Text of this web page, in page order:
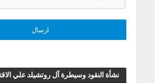
نشأة النقود وسيطرة آل روتشيلد علي